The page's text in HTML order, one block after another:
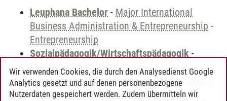
Leuphana Bachelor - Major International
Business Administration & Entrepreneurship -
Entrepreneurship
Sozialpädagogik/Wirtschaftspädagogik -
Berufliche Fachrichtung
Wirtschaftswissenschaften (ab Studienbeginn
WiSe 22/23)-Entrepreneurship
Wir verwenden Cookies, die durch den Analysedienst Google
Analytics gesetzt und auf denen personenbezogene
Nutzerdaten gespeichert werden. Zudem übermitteln wir